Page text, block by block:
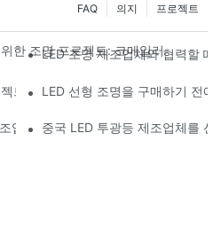
프로젝트
의지
FAQ
한 조명 프로젝트: 코메일러의 맞춤
LED 조명 제조업체와 협력할 때
트: KML FLP 투광등이 태국 공항 터
LED 선형 조명을 구매하기 전
업체를 선택할 때의 장단점
중국 LED 투광등 제조업체를